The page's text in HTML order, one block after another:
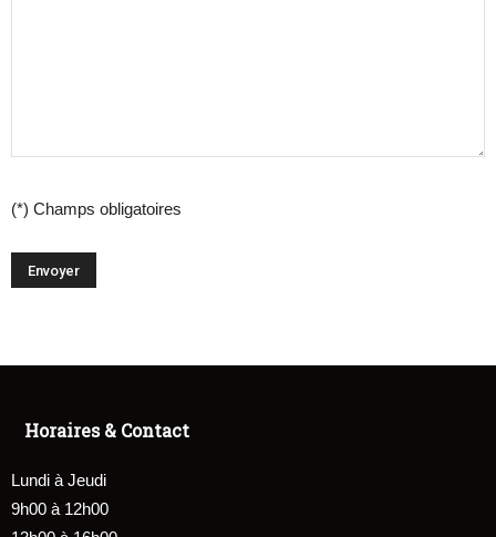
(*) Champs obligatoires
Horaires & Contact
Lundi à Jeudi
9h00 à 12h00